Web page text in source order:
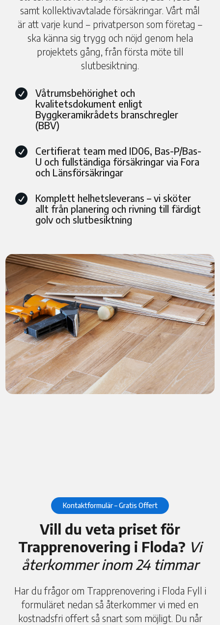
samt kollektivavtalade försäkringar. Vårt mål
är att varje kund – privatperson som företag –
ska känna sig trygg och nöjd genom hela
projektets gång, från första möte till
slutbesiktning.

Våtrumsbehörighet och
kvalitetsdokument enligt
Byggkeramikrådets branschregler
(BBV)

Certifierat team med ID06, Bas-P/Bas-
U och fullständiga försäkringar via Fora
och Länsförsäkringar

Komplett helhetsleverans – vi sköter
allt från planering och rivning till färdigt
golv och slutbesiktning
Kontaktformulär – Gratis Offert
Vill du veta priset för
Trapprenovering i Floda? Vi
återkommer inom 24 timmar
Har du frågor om Trapprenovering i Floda Fyll i
formuläret nedan så återkommer vi med en
kostnadsfri offert så snart som möjligt. Du når